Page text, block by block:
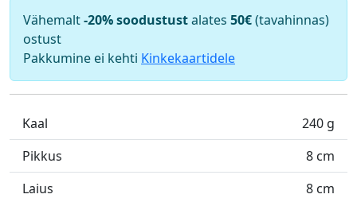
Vähemalt-20% soodustustalates 50€(tavahinnas)
ostust
Pakkumine ei kehti Kinkekaartidele
Kaal
240 g
Pikkus
8 cm
Laius
8 cm